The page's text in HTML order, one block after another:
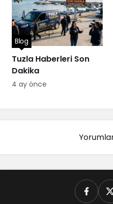
Tuzla Haberleri Son
Dakika
Blog
4 ay önce